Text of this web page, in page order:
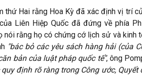
thứ Hai rằng Hoa Kỳ đã xác định vị trí
Liên Hiệp Quốc đã đứng về phía
nói rằng họ có chứng cớ lịch sử và
"bác bỏ các yêu sách hàng hải (của
bản của luật pháp quốc tế", ông
định rõ ràng trong Công ước,